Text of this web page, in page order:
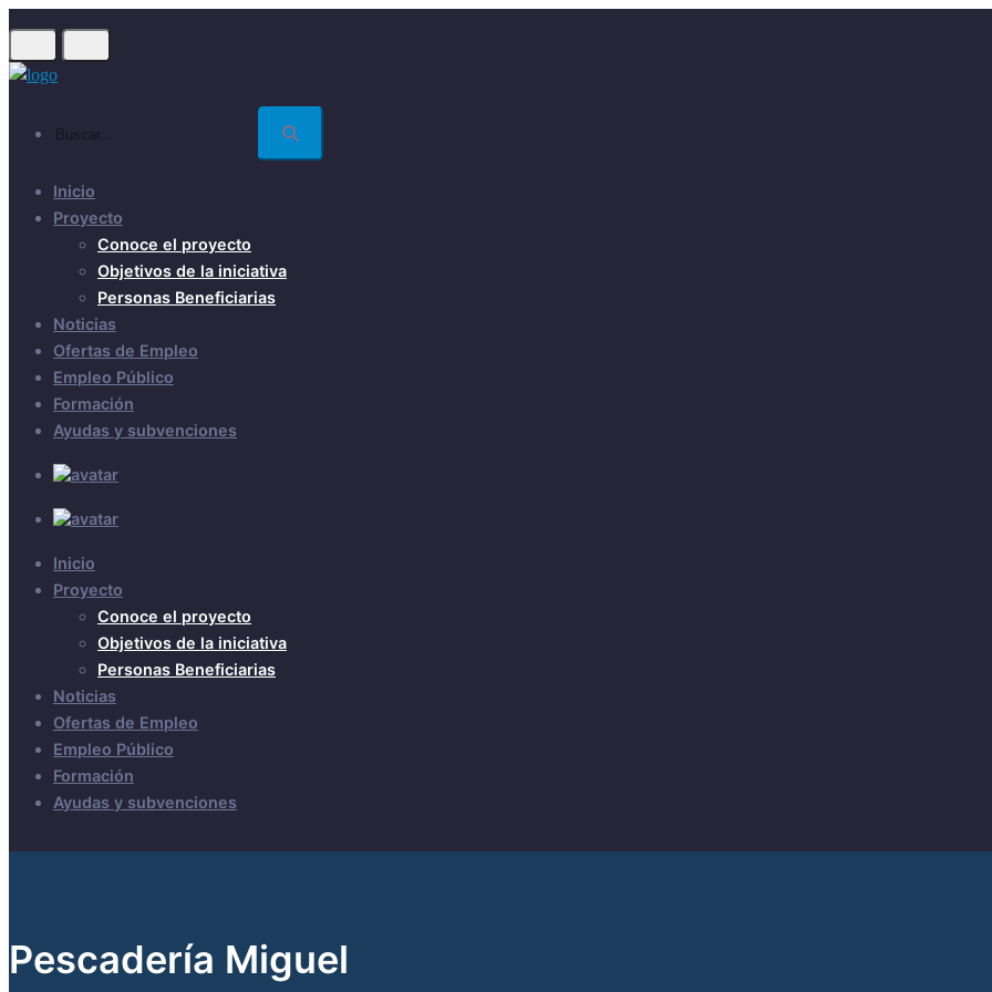
main
Inicio
Proyecto
Conoce el proyecto
Objetivos de la iniciativa
Personas Beneficiarias
Noticias
Ofertas de Empleo
Empleo Público
Formación
Ayudas y subvenciones
Inicio
Proyecto
Conoce el proyecto
Objetivos de la iniciativa
Personas Beneficiarias
Noticias
Ofertas de Empleo
Empleo Público
Formación
Ayudas y subvenciones
Pescadería Miguel